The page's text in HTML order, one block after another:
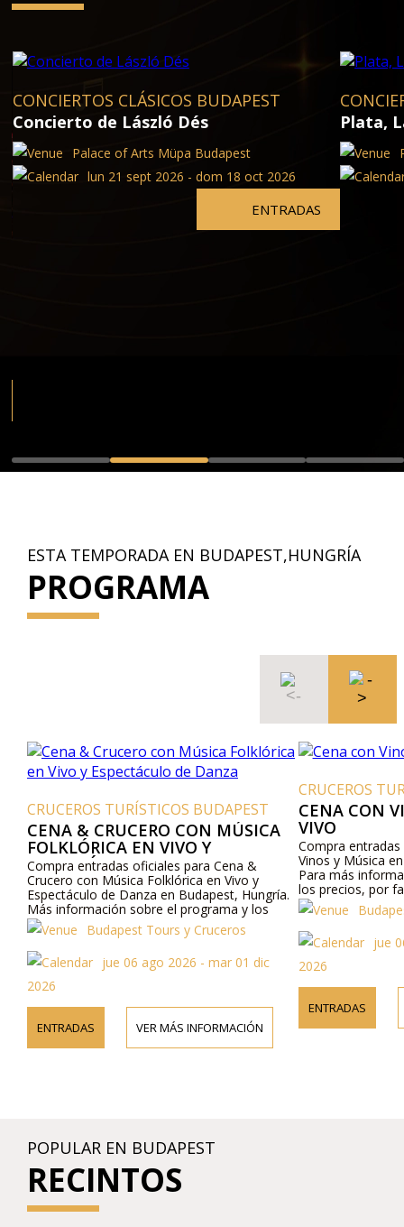
CONCIERTOS CLÁSICOS BUDAPEST
Concierto de László Dés
Palace of Arts Müpa Budapest
lun 21 sept 2026 - dom 18 oct 2026
ENTRADAS
Plata,
ESTA TEMPORADA EN BUDAPEST,HUNGRÍA
PROGRAMA
CRUCEROS TURÍSTICOS BUDAPEST
CENA & CRUCERO CON MÚSICA
FOLKLÓRICA EN VIVO Y
ESPECTÁCULO DE DANZA
Compra entradas oficiales para Cena &
Crucero con Música Folklórica en Vivo y
Espectáculo de Danza en Budapest, Hungría.
Más información sobre el programa y los
precios en línea y por teléfono.
Budapest Tours y Cruceros
jue 06 ago 2026 - mar 01 dic
2026
ENTRADAS VER MÁS INFORMACIÓN
CRUCEROS
CENA CON
VIVO
Compra
Vinos y Música
Para más
los precios, por
o contáctanos
jue
2026
ENTRADAS
POPULAR EN BUDAPEST
RECINTOS